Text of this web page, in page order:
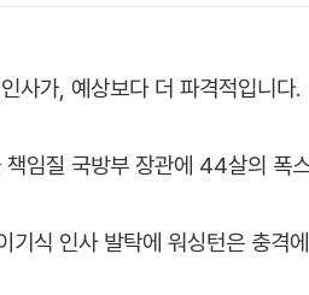
사가, 예상보다 더 파격적입니다.
임질 국방부 장관에 44살의 폭
기식 인사 발탁에 워싱턴은 충격